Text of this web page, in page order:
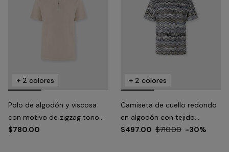
+ 2 colores
Polo de algodón y viscosa
con motivo de zigzag tono
sobre tono
$780.00
+ 2 colores
Camiseta de cuello redondo
en algodón con tejido
Raschel y motivo griego
$497.00 $710.00 -30%